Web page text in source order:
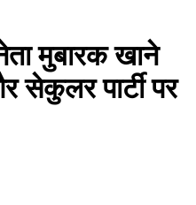
मुबारक खाने
सेकुलर पार्टी पर